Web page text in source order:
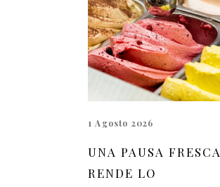
1 Agosto 2026
UNA PAUSA FRESCA
RENDE LO